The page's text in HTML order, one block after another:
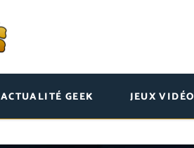
ACTUALITÉ GEEK JEUX VIDÉO